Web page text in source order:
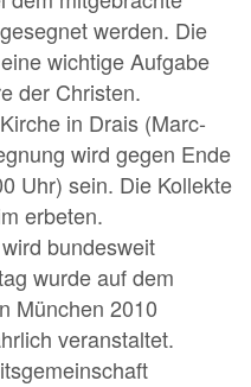
werden. Die
wichtige Aufgabe
der Christen.
in Drais (Marc-
wird gegen Ende
Uhr) sein. Die Kollekte
erbeten.
bundesweit
wurde auf dem
München 2010
veranstaltet.